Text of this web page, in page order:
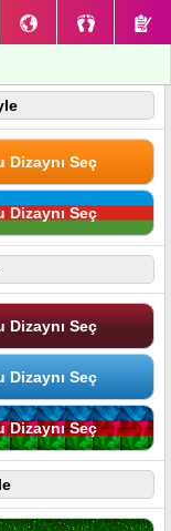
Dizaynı Seç
Dizaynı Seç
Dizaynı Seç
Dizaynı Seç
Dizaynı Seç